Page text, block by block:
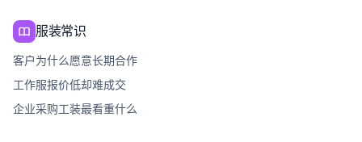
服装常识
客户为什么愿意长期合作
工作服报价低却难成交
企业采购工装最看重什么